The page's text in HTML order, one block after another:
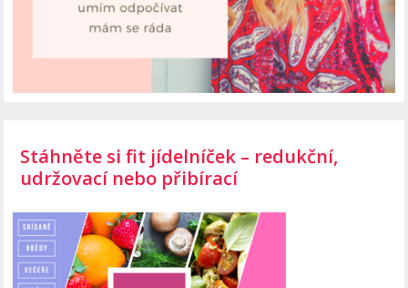
Stáhněte si fit jídelníček – redukční,
udržovací nebo přibírací